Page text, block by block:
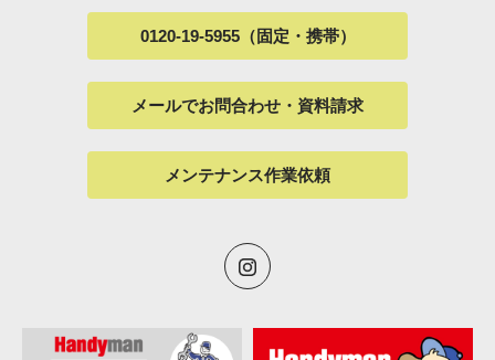
0120-19-5955（固定・携帯）
メールでお問合わせ・資料請求
メンテナンス作業依頼